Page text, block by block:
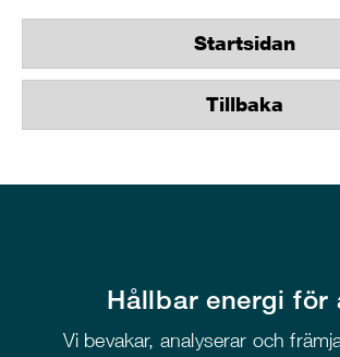
Startsidan
Tillbaka
Hållbar energi för
Vi bevakar, analyserar och